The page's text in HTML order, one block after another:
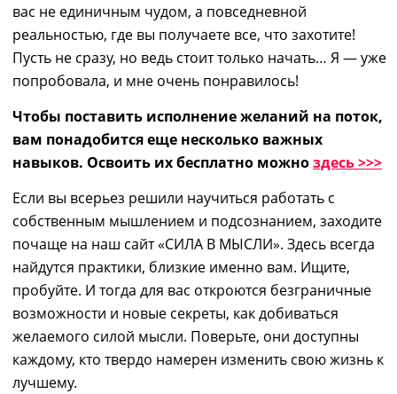
вас не единичным чудом, а повседневной
реальностью, где вы получаете все, что захотите!
Пусть не сразу, но ведь стоит только начать… Я — уже
попробовала, и мне очень понравилось!
Чтобы поставить исполнение желаний на поток,
вам понадобится еще несколько важных
навыков. Освоить их бесплатно можноздесь >>>
Если вы всерьез решили научиться работать с
собственным мышлением и подсознанием, заходите
почаще на наш сайт «СИЛА В МЫСЛИ». Здесь всегда
найдутся практики, близкие именно вам. Ищите,
пробуйте. И тогда для вас откроются безграничные
возможности и новые секреты, как добиваться
желаемого силой мысли. Поверьте, они доступны
каждому, кто твердо намерен изменить свою жизнь к
лучшему.